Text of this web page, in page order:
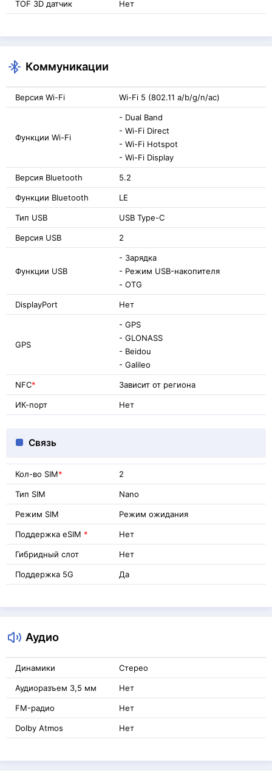
TOF 3D датчик Нет
Коммуникации
Версия Wi-Fi Wi-Fi 5 (802.11 a/b/g/n/ac)
Функции Wi-Fi
- Dual Band
- Wi-Fi Direct
- Wi-Fi Hotspot
- Wi-Fi Display
Версия Bluetooth 5.2
Функции Bluetooth LE
Тип USB USB Type-C
Версия USB 2
Функции USB
- Зарядка
- Режим USB-накопителя
- OTG
DisplayPort Нет
GPS
- GPS
- GLONASS
- Beidou
- Galileo
NFC* Зависит от региона
ИК-порт Нет
Связь
Кол-во SIM* 2
Тип SIM Nano
Режим SIM Режим ожидания
Поддержка eSIM * Нет
Гибридный слот Нет
Поддержка 5G Да
Аудио
Динамики Стерео
Аудиоразъем 3,5 мм Нет
FM-радио Нет
Dolby Atmos Нет